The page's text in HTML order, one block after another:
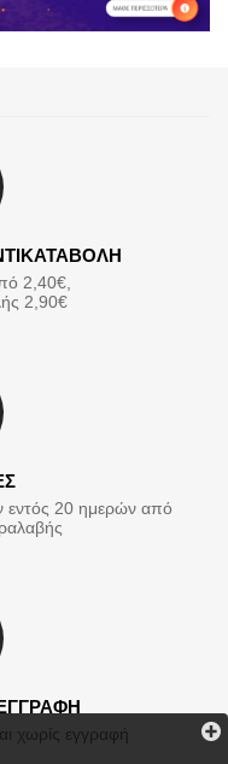
2,40€,
2,90€
εντός 20 ημερών από
χωρίς εγγραφή